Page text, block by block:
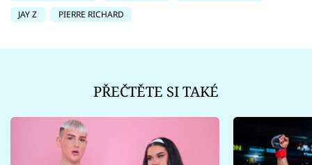
JAY Z
PIERRE RICHARD
PŘEČTĚTE SI TAKÉ